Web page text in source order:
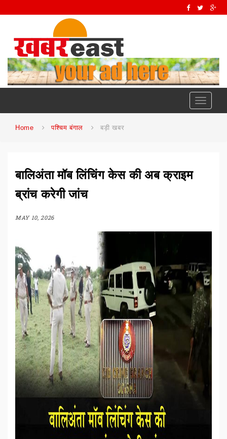
Toggle
Home पश्चिम बंगाल बड़ी खबर
बालिअंता मॉब लिंचिंग केस की अब क्राइम
ब्रांच करेगी जांच
MAY 10, 2026